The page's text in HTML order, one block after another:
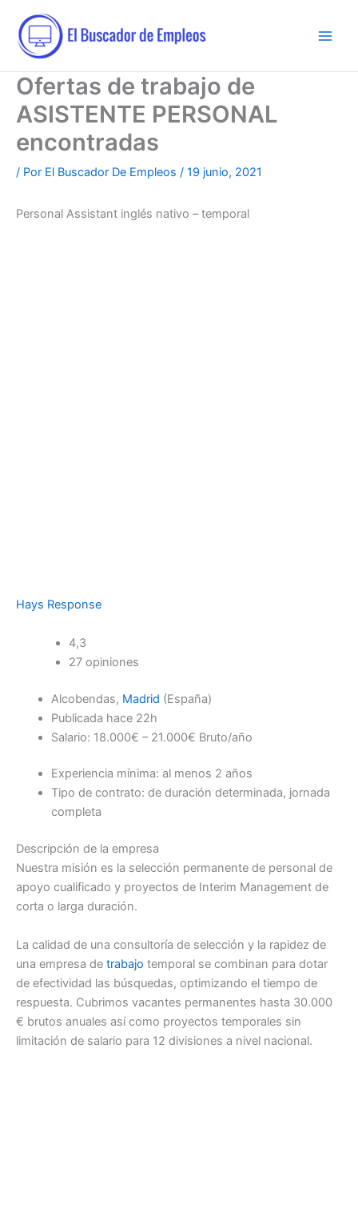
contenido
Ofertas de trabajo de
ASISTENTE PERSONAL
encontradas
/ Por El Buscador De Empleos / 19 junio, 2021
Personal Assistant inglés nativo – temporal
Hays Response
4,3
27 opiniones
Alcobendas, Madrid (España)
Publicada hace 22h
Salario: 18.000€ – 21.000€ Bruto/año
Experiencia mínima: al menos 2 años
Tipo de contrato: de duración determinada, jornada
completa
Descripción de la empresa
Nuestra misión es la selección permanente de personal de
apoyo cualificado y proyectos de Interim Management de
corta o larga duración.
La calidad de una consultoría de selección y la rapidez de
una empresa de trabajo temporal se combinan para dotar
de efectividad las búsquedas, optimizando el tiempo de
respuesta. Cubrimos vacantes permanentes hasta 30.000
€ brutos anuales así como proyectos temporales sin
limitación de salario para 12 divisiones a nivel nacional.